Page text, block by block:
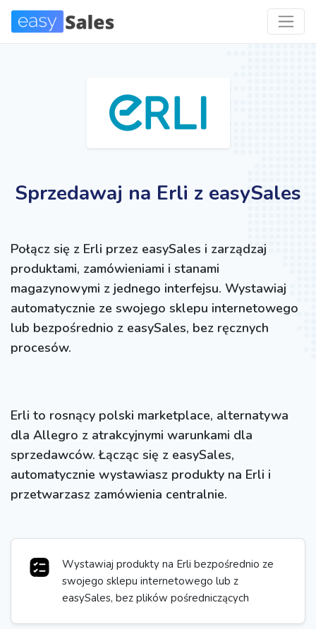
Sprzedawaj na Erli z easySales
Połącz się z Erli przez easySales i zarządzaj
produktami, zamówieniami i stanami
magazynowymi z jednego interfejsu. Wystawiaj
automatycznie ze swojego sklepu internetowego
lub bezpośrednio z easySales, bez ręcznych
procesów.
Erli to rosnący polski marketplace, alternatywa
dla Allegro z atrakcyjnymi warunkami dla
sprzedawców. Łącząc się z easySales,
automatycznie wystawiasz produkty na Erli i
przetwarzasz zamówienia centralnie.
Wystawiaj produkty na Erli bezpośrednio ze
swojego sklepu internetowego lub z
easySales, bez plików pośredniczących